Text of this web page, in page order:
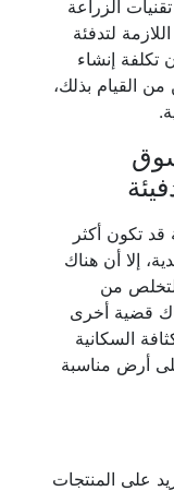
الزراعة
لتدفئة
تكلفة إنشاء
القيام بذلك،
تكون أكثر
إلا أن هناك
من
قضية أخرى
السكانية
أرض مناسبة
على المنتجات